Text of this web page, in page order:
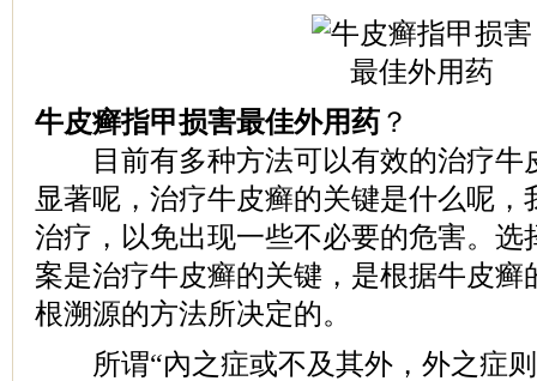
牛皮癣指甲损害最佳外用药 ？
目前有多种方法可以有效的治疗牛
显著呢，治疗牛皮癣的关键是什么呢，
治疗，以免出现一些不必要的危害。选
案是治疗牛皮癣的关键，是根据牛皮癣
根溯源的方法所决定的。
所谓“內之症或不及其外，外之症则